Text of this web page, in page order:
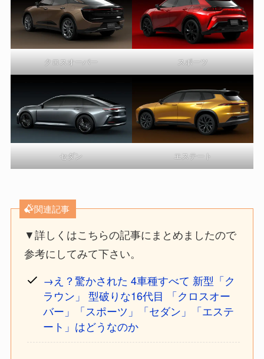
クロスオーバー スポーツ
セダン エステート
関連記事
▼詳しくはこちらの記事にまとめましたので
参考にしてみて下さい。
→え？驚かされた 4車種すべて 新型「ク
ラウン」 型破りな16代目 「クロスオー
バー」「スポーツ」「セダン」「エステ
ート」はどうなのか